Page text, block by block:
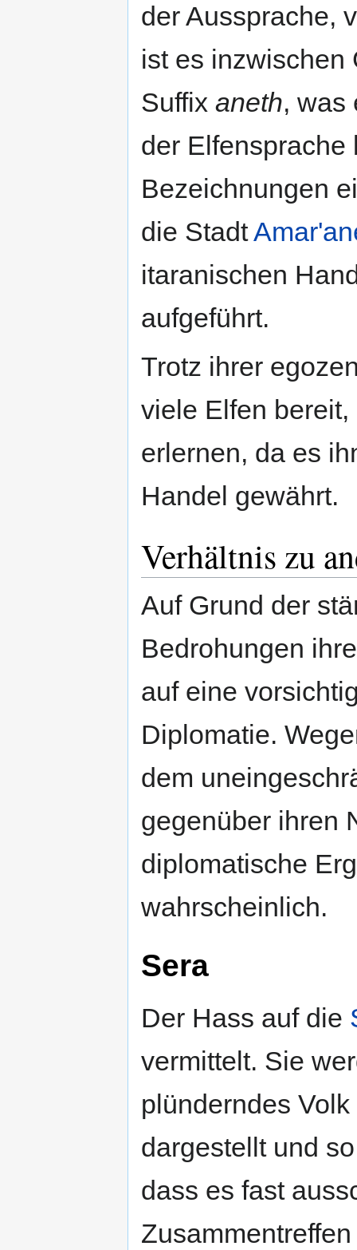
der Aussprache,
ist es inzwischen
Suffix aneth, was
der Elfensprache
Bezeichnungen
die Stadt
itaranischen
aufgeführt.
Trotz ihrer
viele Elfen
erlernen, da es
Handel gewährt.
Verhältnis zu
Auf Grund der
Bedrohungen
auf eine
Diplomatie.
dem
gegenüber ihren
diplomatische
wahrscheinlich.
Sera
Der Hass auf die
vermittelt. Sie
plünderndes
dargestellt und
dass es fast